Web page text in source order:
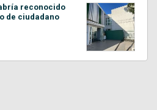
reconocido
de ciudadano